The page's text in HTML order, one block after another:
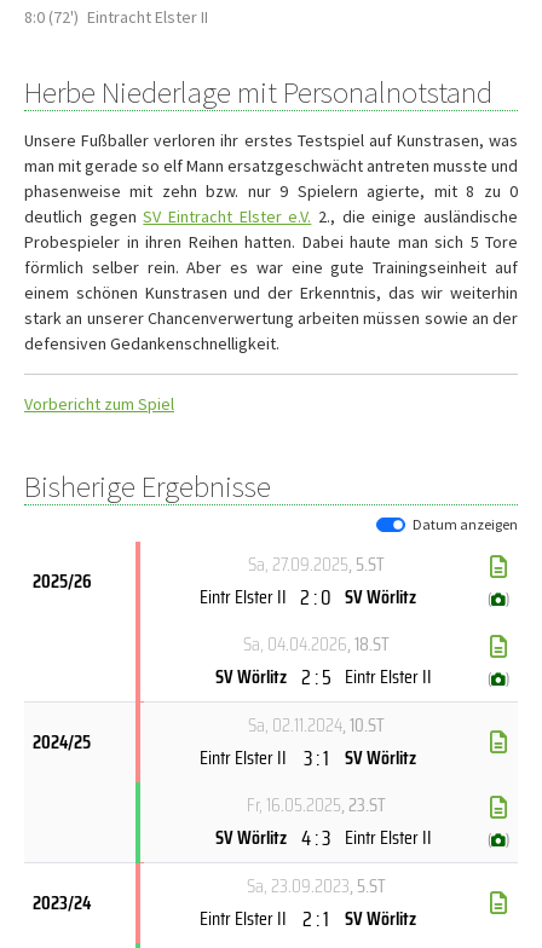
8:0 (72') Eintracht Elster II
Herbe Niederlage mit Personalnotstand
Unsere Fußballer verloren ihr erstes Testspiel auf Kunstrasen, was
man mit gerade so elf Mann ersatzgeschwächt antreten musste und
phasenweise mit zehn bzw. nur 9 Spielern agierte, mit 8 zu 0
deutlich gegenSV Eintracht Elster e.V. 2., die einige ausländische
Probespieler in ihren Reihen hatten. Dabei haute man sich 5 Tore
förmlich selber rein. Aber es war eine gute Trainingseinheit auf
einem schönen Kunstrasen und der Erkenntnis, das wir weiterhin
stark an unserer Chancenverwertung arbeiten müssen sowie an der
defensiven Gedankenschnelligkeit.
Vorbericht zum Spiel
Bisherige Ergebnisse
Datum anzeigen
2025/26
Sa, 27.09.2025, 5.ST
Eintr Elster II 2 : 0 SV Wörlitz ( )
Sa, 04.04.2026, 18.ST
SV Wörlitz 2 : 5 Eintr Elster II ( )
2024/25
Sa, 02.11.2024, 10.ST
Eintr Elster II 3 : 1 SV Wörlitz
Fr, 16.05.2025, 23.ST
SV Wörlitz 4 : 3 Eintr Elster II ( )
2023/24
Sa, 23.09.2023, 5.ST
Eintr Elster II 2 : 1 SV Wörlitz